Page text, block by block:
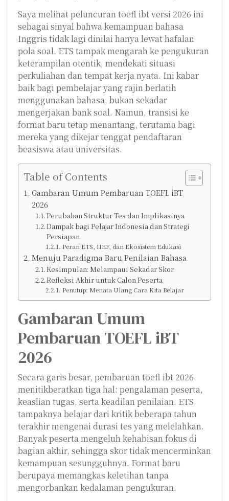
Saya melihat peluncuran toefl ibt versi 2026 ini
sebagai sinyal bahwa kemampuan bahasa
Inggris tidak lagi dinilai hanya lewat hafalan
pola soal. ETS tampak mengarah ke pengukuran
keterampilan otentik, mendekati situasi
perkuliahan dan tempat kerja nyata. Ini kabar
baik bagi pembelajar yang rajin berlatih
menggunakan bahasa, bukan sekadar
mengerjakan bank soal. Namun, transisi ke
format baru tetap menantang, terutama bagi
mereka yang dikejar tenggat pendaftaran
beasiswa atau universitas.
Table of Contents
Gambaran Umum Pembaruan TOEFL iBT
2026
Perubahan Struktur Tes dan Implikasinya
Dampak bagi Pelajar Indonesia dan Strategi
Persiapan
Peran ETS, IIEF, dan Ekosistem Edukasi
Menuju Paradigma Baru Penilaian Bahasa
Kesimpulan: Melampaui Sekadar Skor
Refleksi Akhir untuk Calon Peserta
Penutup: Menata Ulang Cara Kita Belajar
Gambaran Umum
Pembaruan TOEFL iBT
2026
Secara garis besar, pembaruan toefl ibt 2026
menitikberatkan tiga hal: pengalaman peserta,
keaslian tugas, serta keadilan penilaian. ETS
tampaknya belajar dari kritik beberapa tahun
terakhir mengenai durasi tes yang melelahkan.
Banyak peserta mengeluh kehabisan fokus di
bagian akhir, sehingga skor tidak mencerminkan
kemampuan sesungguhnya. Format baru
berupaya memangkas keletihan tanpa
mengorbankan kedalaman pengukuran.